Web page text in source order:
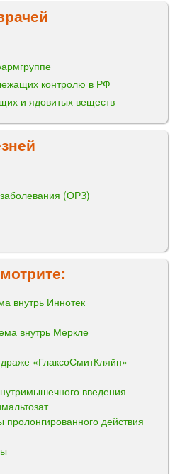
контролю в РФ
и ядовитых веществ
(ОРЗ)
внутрь Иннотек
внутрь Меркле
«ГлаксоСмитКляйн»
введения
действия